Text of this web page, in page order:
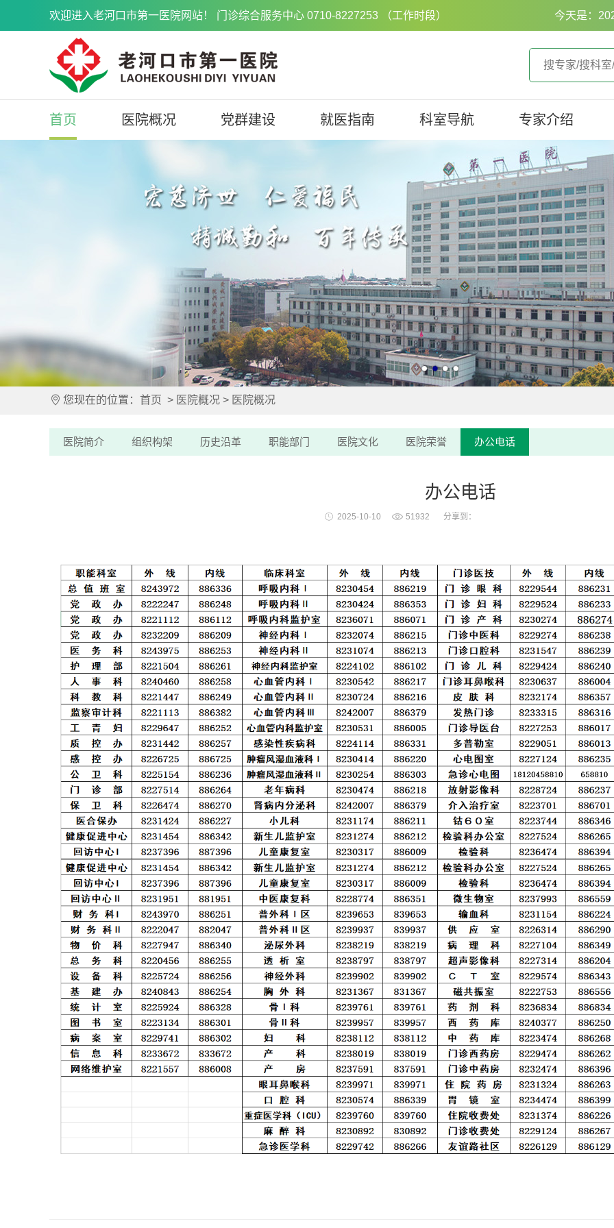
欢迎进入老河口市第一医院网站！ 门诊综合服务中心 0710-8227253 （工作时段） 今天是：
首页 医院概况 党群建设 就医指南 科室导航 专家介绍
您现在的位置： 首页 > 医院概况 > 医院概况
医院简介 组织构架 历史沿革 职能部门 医院文化 医院荣誉 办公电话
办公电话
2025-10-10 51932 分享到：